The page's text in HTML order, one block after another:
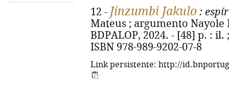
12 - Jinzumbi Jakulo :
Mateus ; argumento Nayole
BDPALOP, 2024. - [48] p. :
ISBN 978-989-9202-07-8
Link persistente: http://